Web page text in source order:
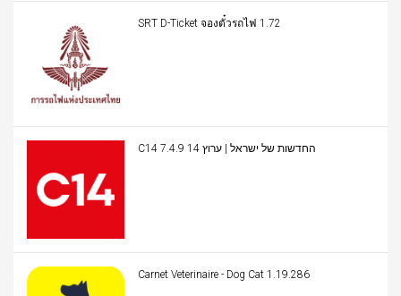
SRT D-Ticket จองตั๋วรถไฟ 1.72
C14 החדשות של ישראל | ערוץ 14 7.4.9
Carnet Veterinaire - Dog Cat 1.19.286